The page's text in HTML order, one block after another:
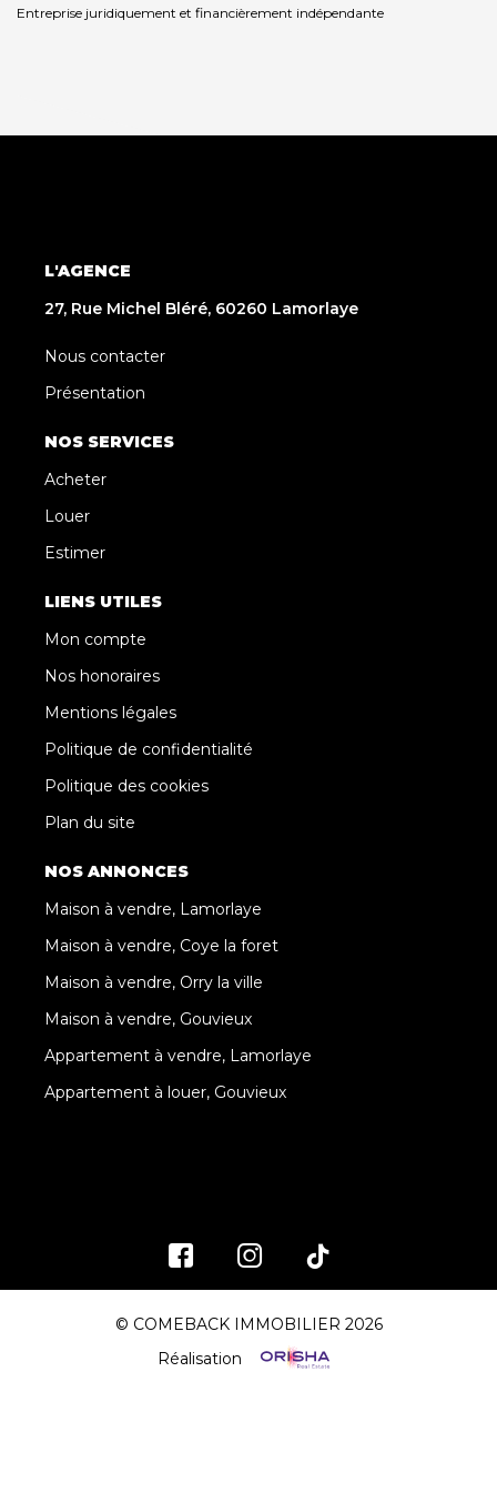
Entreprise juridiquement et financièrement indépendante
L'AGENCE
27, Rue Michel Bléré, 60260 Lamorlaye
Nous contacter
Présentation
NOS SERVICES
Acheter
Louer
Estimer
LIENS UTILES
Mon compte
Nos honoraires
Mentions légales
Politique de confidentialité
Politique des cookies
Plan du site
NOS ANNONCES
Maison à vendre, Lamorlaye
Maison à vendre, Coye la foret
Maison à vendre, Orry la ville
Maison à vendre, Gouvieux
Appartement à vendre, Lamorlaye
Appartement à louer, Gouvieux
© COMEBACK IMMOBILIER 2026
Réalisation